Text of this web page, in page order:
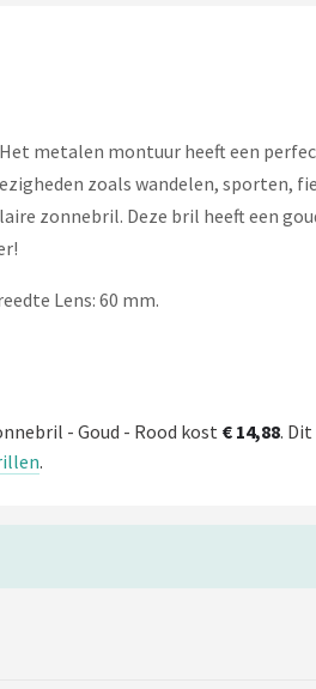
metalen montuur heeft een
zoals wandelen, sporten,
zonnebril. Deze bril heeft een
Lens: 60 mm.
- Goud - Rood kost € 14,88. Dit
.